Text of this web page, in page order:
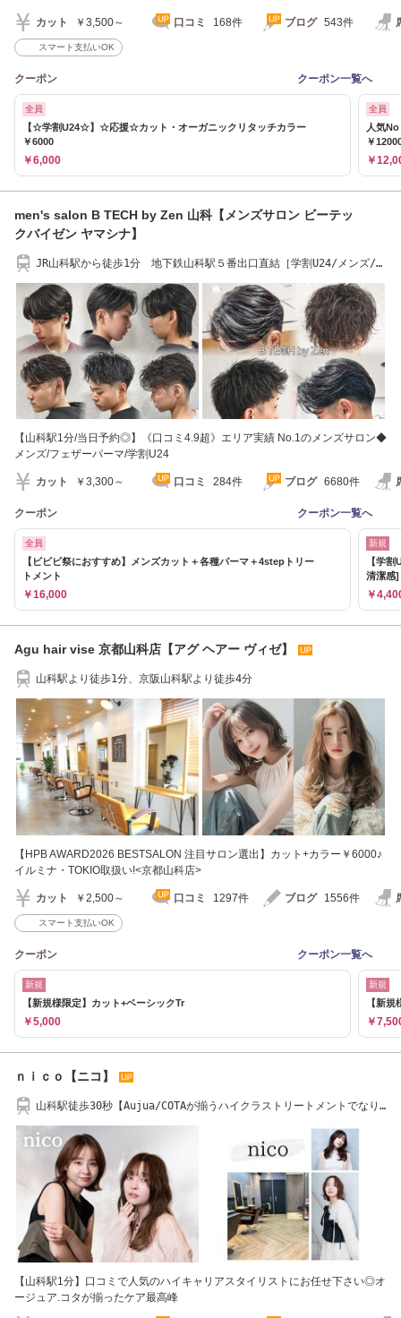
カット ￥3,500～ 口コミ 168件 ブログ 543件
スマート支払いOK
クーポン クーポン一覧へ
全員
【☆学割U24☆】☆応援☆カット・オーガニックリタッチカラー
￥6000
￥6,000
全員
人気
￥
￥
men's salon B TECH by Zen 山科【メンズサロン ビーテッ
クバイゼン ヤマシナ】
JR山科駅から徒歩1分 地下鉄山科駅５番出口直結［学割U24/メンズ/フ
【山科駅1分/当日予約◎】《口コミ4.9超》エリア実績 No.1のメンズサロン◆
メンズ/フェザーパーマ/学割U24
カット ￥3,300～ 口コミ 284件 ブログ 6680件
クーポン クーポン一覧へ
全員
【ビビビ祭におすすめ】メンズカット＋各種パーマ＋4stepトリー
トメント
￥16,000
新規
【学
清潔感]
￥
Agu hair vise 京都山科店【アグ ヘアー ヴィゼ】
山科駅より徒歩1分、京阪山科駅より徒歩4分
【HPB AWARD2026 BESTSALON 注目サロン選出】カット+カラー￥6000♪
イルミナ・TOKIO取扱い!<京都山科店>
カット ￥2,500～ 口コミ 1297件 ブログ 1556件
スマート支払いOK
クーポン クーポン一覧へ
新規
【新規様限定】カット+ベーシックTr
￥5,000
新規
【新
￥
ｎｉｃｏ【ニコ】
山科駅徒歩30秒【Aujua/COTAが揃うハイクラストリートメントでなり
【山科駅1分】口コミで人気のハイキャリアスタイリストにお任せ下さい◎オ
ージュア.コタが揃ったケア最高峰